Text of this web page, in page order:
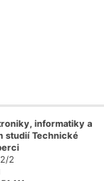
informatiky a
studií Technické
2